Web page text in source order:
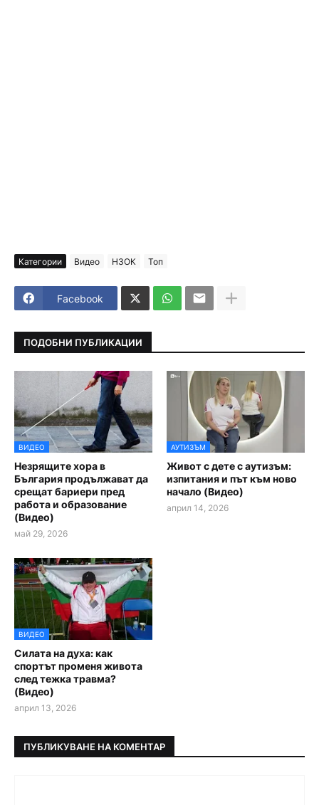
Категории Видео НЗОК Топ
Facebook
ПОДОБНИ ПУБЛИКАЦИИ
ВИДЕО
Незрящите хора в
България продължават да
срещат бариери пред
работа и образование
(Видео)
май 29, 2026
АУТИЗЪМ
Живот с дете с аутизъм:
изпитания и път към ново
начало (Видео)
април 14, 2026
ВИДЕО
Силата на духа: как
спортът променя живота
след тежка травма?
(Видео)
април 13, 2026
ПУБЛИКУВАНЕ НА КОМЕНТАР